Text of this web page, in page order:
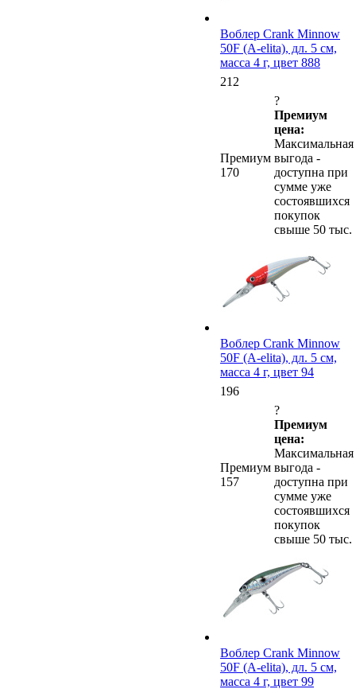
Воблер Crank Minnow
50F (A-elita), дл. 5 см,
масса 4 г, цвет 888
212
Премиум
170
?
Премиум
цена:
Максимальная
выгода -
доступна при
сумме уже
состоявшихся
покупок
свыше 50 тыс.
Воблер Crank Minnow
50F (A-elita), дл. 5 см,
масса 4 г, цвет 94
196
Премиум
157
?
Премиум
цена:
Максимальная
выгода -
доступна при
сумме уже
состоявшихся
покупок
свыше 50 тыс.
Воблер Crank Minnow
50F (A-elita), дл. 5 см,
масса 4 г, цвет 99